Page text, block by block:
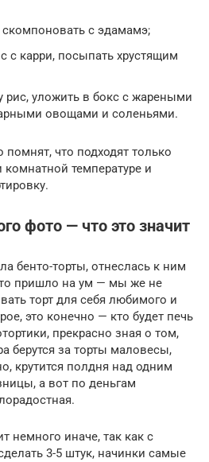
с эдамамэ;
с карри, посыпать хрустящим
рис, уложить в бокс с жареными
овощами и соленьями.
помнят, что подходят только
температуре и
фото — что это значит
бенто-торты, отнеслась к ним
пришло на ум — мы же не
торт для себя любимого и
это конечно — кто будет печь
прекрасно зная о том,
берутся за торты маловесы,
крутится полдня над одним
а вот по деньгам
немного иначе, так как с
3-5 штук, начинки самые